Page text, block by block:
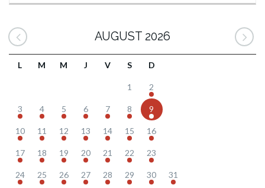
AUGUST 2026
L M M J V S D
1 2
3 4 5 6 7 8 9
10 11 12 13 14 15 16
17 18 19 20 21 22 23
24 25 26 27 28 29 30 31